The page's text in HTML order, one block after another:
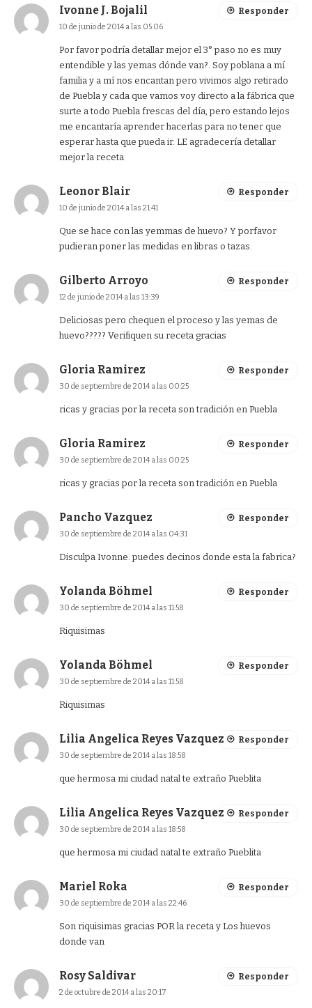
Ivonne J. Bojalil
10 de junio de 2014 a las 05:06
Por favor podría detallar mejor el 3° paso no es muy
entendible y las yemas dónde van?. Soy poblana a mí
familia y a mí nos encantan pero vivimos algo retirado
de Puebla y cada que vamos voy directo a la fábrica que
surte a todo Puebla frescas del día, pero estando lejos
me encantaría aprender hacerlas para no tener que
esperar hasta que pueda ir. LE agradecería detallar
mejor la receta
Responder
Leonor Blair
10 de junio de 2014 a las 21:41
Que se hace con las yemmas de huevo? Y porfavor
pudieran poner las medidas en libras o tazas.
Responder
Gilberto Arroyo
12 de junio de 2014 a las 13:39
Deliciosas pero chequen el proceso y las yemas de
huevo????? Verifiquen su receta gracias
Responder
Gloria Ramirez
30 de septiembre de 2014 a las 00:25
ricas y gracias por la receta son tradición en Puebla
Responder
Gloria Ramirez
30 de septiembre de 2014 a las 00:25
ricas y gracias por la receta son tradición en Puebla
Responder
Pancho Vazquez
30 de septiembre de 2014 a las 04:31
Disculpa Ivonne. puedes decinos donde esta la fabrica?
Responder
Yolanda Böhmel
30 de septiembre de 2014 a las 11:58
Riquisimas
Responder
Yolanda Böhmel
30 de septiembre de 2014 a las 11:58
Riquisimas
Responder
Lilia Angelica Reyes Vazquez
30 de septiembre de 2014 a las 18:58
que hermosa mi ciudad natal te extraño Pueblita
Responder
Lilia Angelica Reyes Vazquez
30 de septiembre de 2014 a las 18:58
que hermosa mi ciudad natal te extraño Pueblita
Responder
Mariel Roka
30 de septiembre de 2014 a las 22:46
Son riquisimas gracias POR la receta y Los huevos
donde van
Responder
Rosy Saldivar
2 de octubre de 2014 a las 20:17
Responder